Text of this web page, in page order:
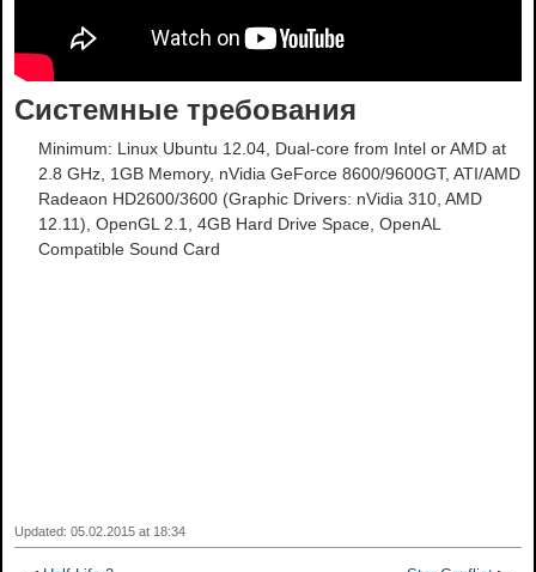
Системные требования
Minimum: Linux Ubuntu 12.04, Dual-core from Intel or AMD at
2.8 GHz, 1GB Memory, nVidia GeForce 8600/9600GT, ATI/AMD
Radeaon HD2600/3600 (Graphic Drivers: nVidia 310, AMD
12.11), OpenGL 2.1, 4GB Hard Drive Space, OpenAL
Compatible Sound Card
Updated: 05.02.2015 at 18:34